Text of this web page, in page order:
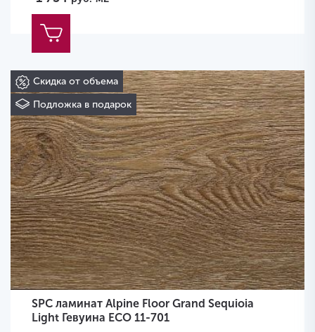
Скидка от объема
Подложка в подарок
SPC ламинат Alpine Floor Grand Sequioia
Light Гевуина ЕСО 11-701